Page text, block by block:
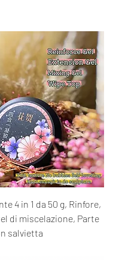
4 in 1 da 50 g, Rinfore,
di miscelazione, Parte
salvietta